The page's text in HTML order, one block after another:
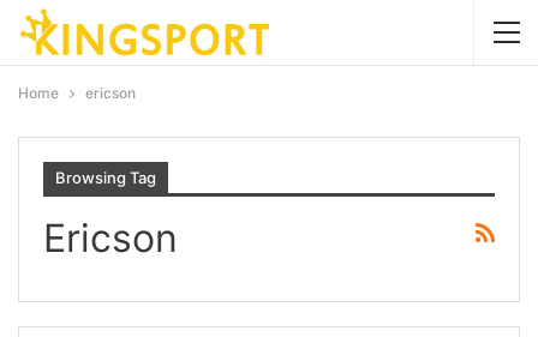
Home ericson
Browsing Tag
Ericson